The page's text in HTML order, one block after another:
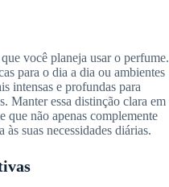
você planeja usar o perfume.
para o dia a dia ou ambientes
intensas e profundas para
Manter essa distinção clara em
que não apenas complemente
suas necessidades diárias.